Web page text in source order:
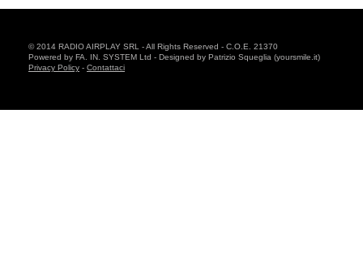
© 2014 RADIO AIRPLAY SRL - All Rights Reserved - C.O.E. 21370
Powered by FA. IN. SYSTEM Ltd - Designed by Patrizio Squeglia (yoursmile.it)
Privacy Policy - Contattaci